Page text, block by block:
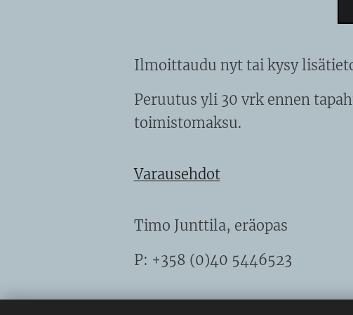
Ilmoittaudu nyt tai kysy
Peruutus yli 30 vrk ennen
toimistomaksu.
Varausehdot
Timo Junttila, eräopas
P: +358 (0)40 5446523